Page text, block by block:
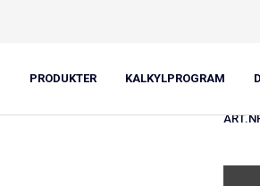
PRODUKTER KALKYLPROGRAM